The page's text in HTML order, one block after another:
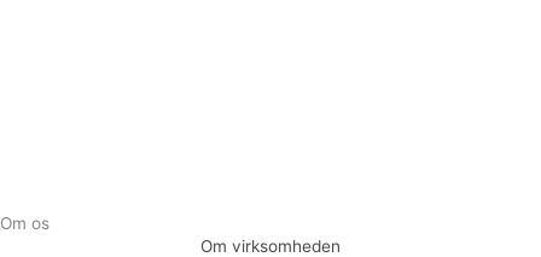
Om os
Om virksomheden